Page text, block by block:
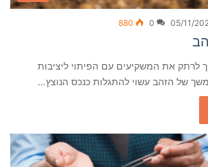
05/11/
0
880
לרתק את המשקיעים עם הפיתוי ליציבות
של הזהב עשוי להתגלות כנכס הנוצץ…